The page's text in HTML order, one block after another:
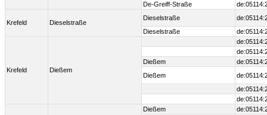
De-Greiff-Straße
Krefeld Dieselstraße
Dieselstraße
Dieselstraße
Krefeld Dießem
Dießem
Dießem
Dießem